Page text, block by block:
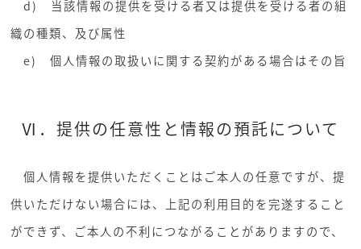
d) 当該情報の提供を受ける者又は提供を受ける者の組
織の種類、及び属性
e) 個人情報の取扱いに関する契約がある場合はその旨
Ⅵ．提供の任意性と情報の預託について
個人情報を提供いただくことはご本人の任意ですが、提
供いただけない場合には、上記の利用目的を完遂すること
ができず、ご本人の不利につながることがありますので、